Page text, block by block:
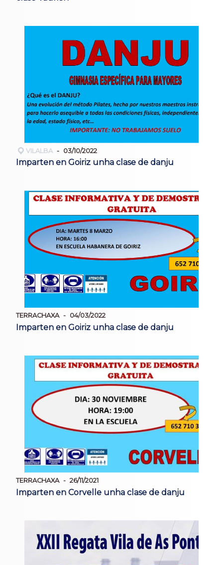
VILALBA 03/10/2022
Imparten en Goiriz unha clase de danju
TERRACHAXA 04/03/2022
Imparten en Goiriz unha clase de danju
TERRACHAXA 26/11/2021
Imparten en Corvelle unha clase de danju